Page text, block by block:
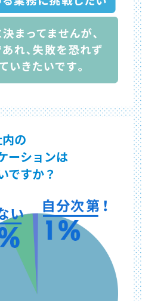
の
ーションは
ですか？